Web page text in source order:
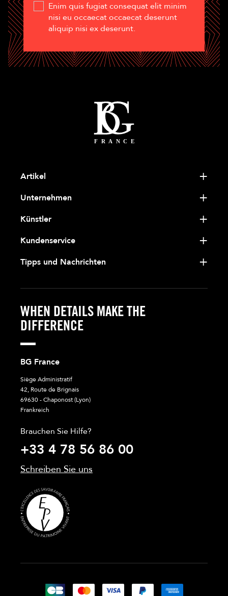
Enim quis fugiat consequat elit minim
nisi eu occaecat occaecat deserunt
aliquip nisi ex deserunt.
Artikel
Unternehmen
Künstler
Kundenservice
Tipps und Nachrichten
WHEN DETAILS MAKE THE
DIFFERENCE
BG France
Siège Administratif
42, Route de Brignais
69630 - Chaponost (Lyon)
Frankreich
Brauchen Sie Hilfe?
+33 4 78 56 86 00
Schreiben Sie uns